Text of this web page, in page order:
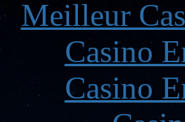
Meilleur
Casino
Casino